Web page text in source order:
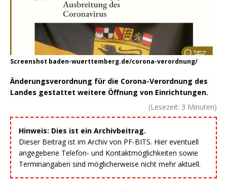
Screenshot baden-wuerttemberg.de/corona-verordnung/
Änderungsverordnung für die Corona-Verordnung des
Landes gestattet weitere Öffnung von Einrichtungen.
(Lesezeit: 3 Minuten)
Hinweis: Dies ist ein Archivbeitrag.
Dieser Beitrag ist im Archiv von PF-BITS. Hier eventuell
angegebene Telefon- und Kontaktmöglichkeiten sowie
Terminangaben sind möglicherweise nicht mehr aktuell.